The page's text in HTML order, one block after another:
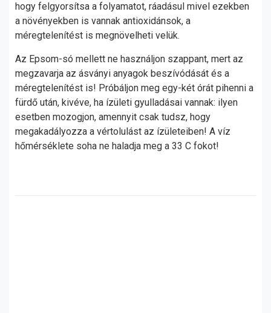
hogy felgyorsítsa a folyamatot, ráadásul mivel ezekben
a növényekben is vannak antioxidánsok, a
méregtelenítést is megnövelheti velük.
Az Epsom-só mellett ne használjon szappant, mert az
megzavarja az ásványi anyagok beszívódását és a
méregtelenítést is! Próbáljon meg egy-két órát pihenni a
fürdő után, kivéve, ha ízületi gyulladásai vannak: ilyen
esetben mozogjon, amennyit csak tudsz, hogy
megakadályozza a vértolulást az ízületeiben! A víz
hőmérséklete soha ne haladja meg a 33 C fokot!